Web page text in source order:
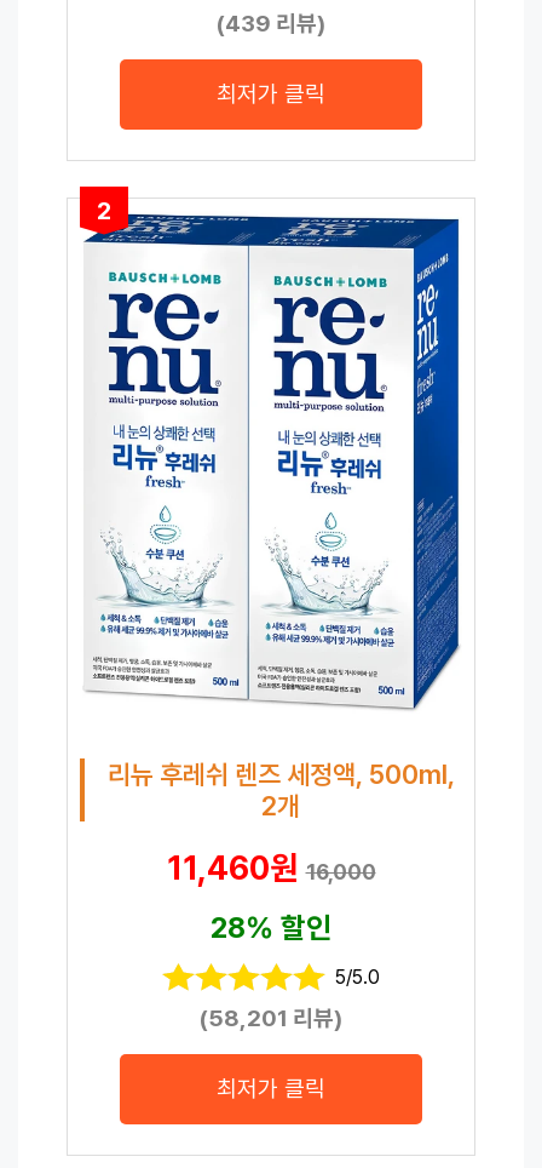
(439 리뷰)
최저가 클릭
2
리뉴 후레쉬 렌즈 세정액, 500ml,
2개
11,460원16,000
28% 할인
5/5.0
(58,201 리뷰)
최저가 클릭